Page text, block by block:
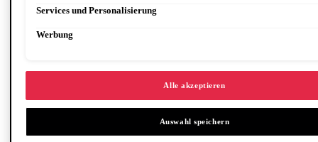
Services und Personalisierung
Werbung
Alle akzeptieren
Auswahl speichern